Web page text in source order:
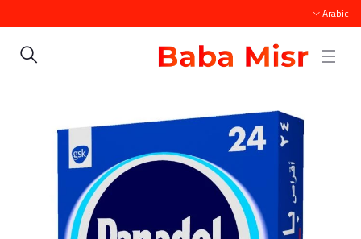
Arabic